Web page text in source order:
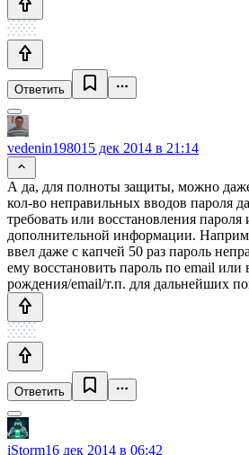
Ответить
vedenin198015 дек 2014 в 21:14
А да, для полноты защиты, можно
кол-во неправильных вводов пароля
требовать или восстановления пароля
дополнительной информации.
ввел даже с капчей 50 раз пароль
ему восстановить пароль по email или
рождения/email/т.п. для дальнейших
Ответить
iStorm16 дек 2014 в 06:42